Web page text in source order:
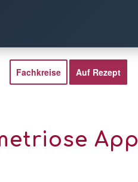
Fachkreise Auf Rezept
App